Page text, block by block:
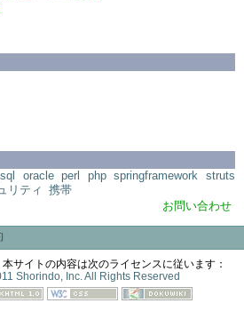
oracle perl php springframework
struts
リティ 携帯
お問い合わせ
サイトの内容は次のライセンスに従います：
Shorindo, Inc. All Rights Reserved